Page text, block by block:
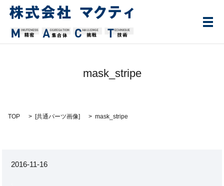
メ
mask_stripe
TOP [共通パーツ画像] mask_stripe
2016-11-16